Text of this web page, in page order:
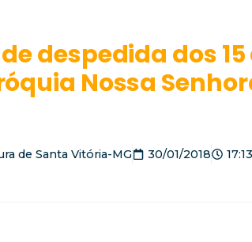
despedida dos
Nossa
de Santa Vitória-MG 30/01/2018 17:13